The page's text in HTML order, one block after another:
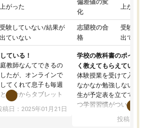
上がった
受験していない/結果が
出ていない
ている！
教師なんてできるの
たが、オンラインで
てくれて息子も毎週
自分からタブレット
繋げるようになりまし
もOKなのもとても気
稿日：2025年01月21日
偏差値の変
化
上がった
志望校の合
格
受験して
出ていな
学校の教科書のポイント
く教えてもらえている
体験授業を受けて入塾し
なかなか勉強しない息子
生が予定表を立ててくれ
つ学習習慣がついてきま
指導が無い日も予定表
投稿日：